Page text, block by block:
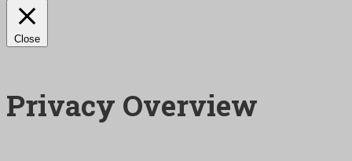
Close
Privacy Overview